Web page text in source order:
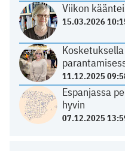
Viikon
15.03.2026
11.12.2025
Espanjassa
hyvin
07.12.2025